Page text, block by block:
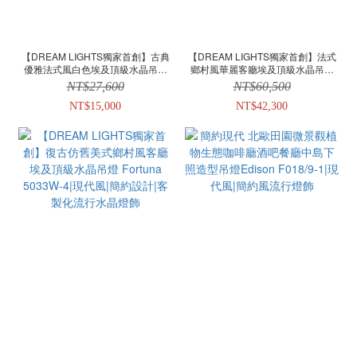
【DREAM LIGHTS獨家首創】古典
優雅法式風白色埃及頂級水晶吊燈
Alice 7001WS-5 / BRS-5|現代風|簡
約設計|客製化流行水晶燈飾
NT$27,600
NT$15,000
【DREAM LIGHTS獨家首創】法式
鄉村風華麗客廳埃及頂級水晶吊燈
Marie Antoinette 5001AW-
10/5001BRS-10|現代風|簡約設計|客
製化流行水晶燈飾
NT$60,500
NT$42,300